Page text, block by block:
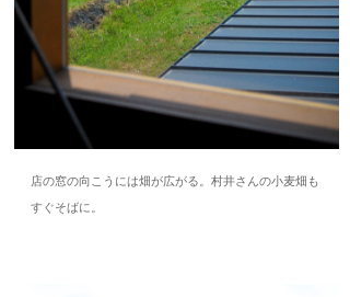
店の窓の向こうには畑が広がる。村井さんの小麦畑も
すぐそばに。